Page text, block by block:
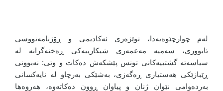
لەم چوارچێوەیەدا، توێژەری ئەکادیمی و ڕۆژنامەنووسی
ئابووری، سەمیە مەعمەری شیکارییەکی ڕەخنەگرانە لە
سیاسەتە گشتییەکانی تونس پێشکەش دەکات و وتی: نەبوونی
ڕێبازێکی هەستیاری ڕەگەزی، بەشێکی بەرچاو لە نایەکسانی
بەردەوامی نێوان ژنان و پیاوان ڕوون دەکاتەوە، هەروەها